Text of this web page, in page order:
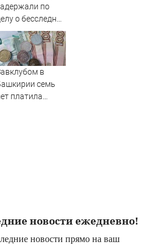
августа 2026 года
по
о бесследной
43
в
семь
платила
новости ежедневно!
новости прямо на ваш